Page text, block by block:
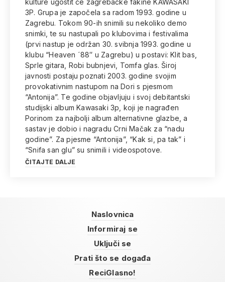
kulture ugostit će zagrebačke fakine KAWASAKI
3P. Grupa je započela sa radom 1993. godine u
Zagrebu. Tokom 90-ih snimili su nekoliko demo
snimki, te su nastupali po klubovima i festivalima
(prvi nastup je održan 30. svibnja 1993. godine u
klubu “Heaven ´88″ u Zagrebu) u postavi: Klit bas,
Sprle gitara, Robi bubnjevi, Tomfa glas. Široj
javnosti postaju poznati 2003. godine svojim
provokativnim nastupom na Dori s pjesmom
“Antonija”. Te godine objavljuju i svoj debitantski
studijski album Kawasaki 3p, koji je nagrađen
Porinom za najbolji album alternativne glazbe, a
sastav je dobio i nagradu Crni Mačak za “nadu
godine”. Za pjesme “Antonija”, “Kak si, pa tak” i
“Snifa san glu” su snimili i videospotove.
ČITAJTE DALJE
Naslovnica
Informiraj se
Uključi se
Prati što se događa
ReciGlasno!